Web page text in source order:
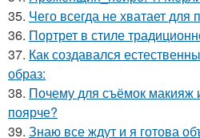
35. Чего всегда не хватает для
36. Портрет в стиле
37. Как создавался
образ:
38. Почему для съёмок макияж
поярче?
39. Знаю все ждут и я готова